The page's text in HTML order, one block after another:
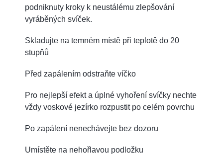
podniknuty kroky k neustálému zlepšování
vyráběných svíček.
Skladujte na temném místě při teplotě do 20
stupňů
Před zapálením odstraňte víčko
Pro nejlepší efekt a úplné vyhoření svíčky nechte
vždy voskové jezírko rozpustit po celém povrchu
Po zapálení nenechávejte bez dozoru
Umístěte na nehořlavou podložku